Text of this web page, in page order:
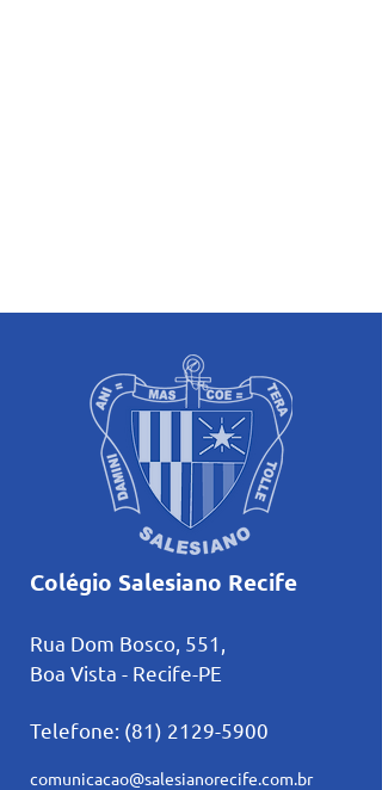
Colégio Salesiano Recife
Rua Dom Bosco, 551,
Boa Vista - Recife-PE
Telefone: (81) 2129-5900
comunicacao@salesianorecife.com.br